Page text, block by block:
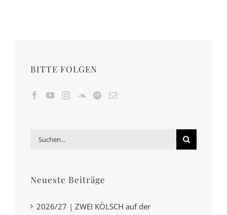
BITTE FOLGEN
Suche
Neueste Beiträge
2026/27 | ZWEI KÖLSCH auf der